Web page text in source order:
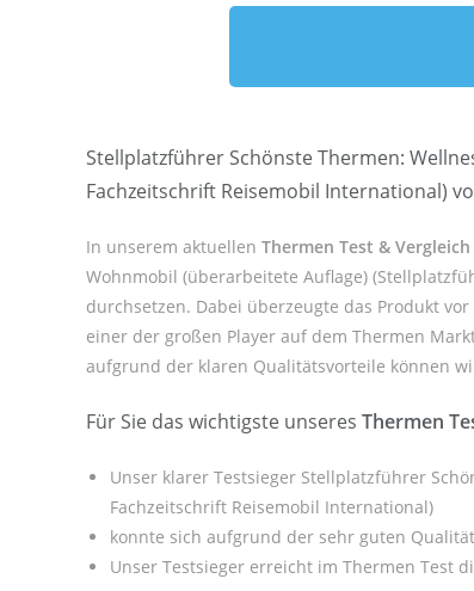
Stellplatzführer Schönste Thermen:
Fachzeitschrift Reisemobil International)
In unserem aktuellen Thermen Test &
Wohnmobil (überarbeitete Auflage)
durchsetzen. Dabei überzeugte das Produkt
einer der großen Player auf dem Thermen
aufgrund der klaren Qualitätsvorteile können
Für Sie das wichtigste unseres Thermen
Unser klarer Testsieger Stellplatzführer
Fachzeitschrift Reisemobil International)
konnte sich aufgrund der sehr guten
Unser Testsieger erreicht im Thermen Test